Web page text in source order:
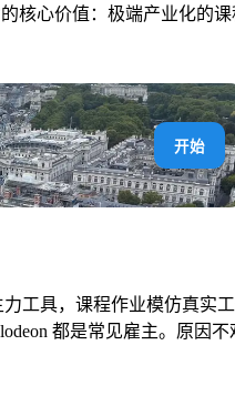
核心价值：极端产业化的
开始
工具，课程作业模仿真实
都是常见雇主。原因不